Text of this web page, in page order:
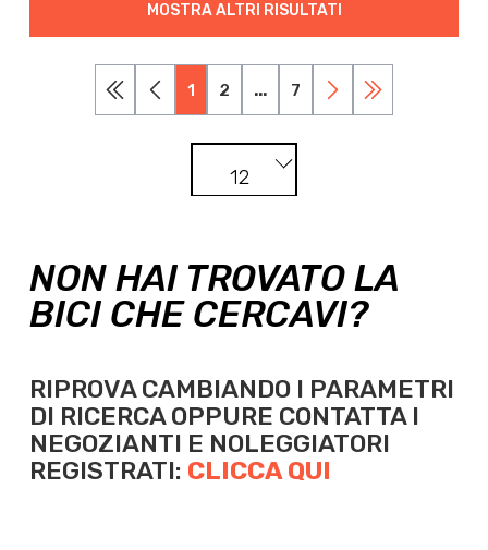
MOSTRA ALTRI RISULTATI
1 2 ... 7
12
NON HAI TROVATO LA
BICI CHE CERCAVI?
RIPROVA CAMBIANDO I PARAMETRI
DI RICERCA OPPURE CONTATTA I
NEGOZIANTI E NOLEGGIATORI
REGISTRATI: CLICCA QUI